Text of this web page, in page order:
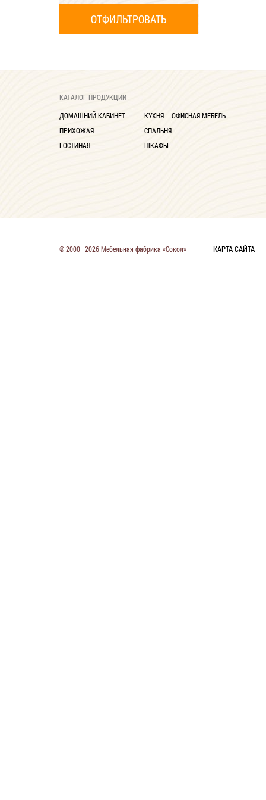
КАТАЛОГ ПРОДУКЦИИ
ДОМАШНИЙ КАБИНЕТ
ПРИХОЖАЯ
ГОСТИНАЯ
КУХНЯ
СПАЛЬНЯ
ШКАФЫ
ОФИСНАЯ МЕБЕЛЬ
© 2000—2026 Мебельная фабрика «Сокол» КАРТА САЙТА